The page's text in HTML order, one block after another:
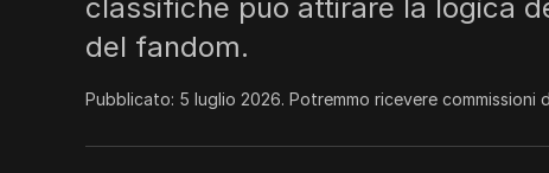
classifiche può attirare la logica
del fandom.
Pubblicato: 5 luglio 2026. Potremmo ricevere commissioni